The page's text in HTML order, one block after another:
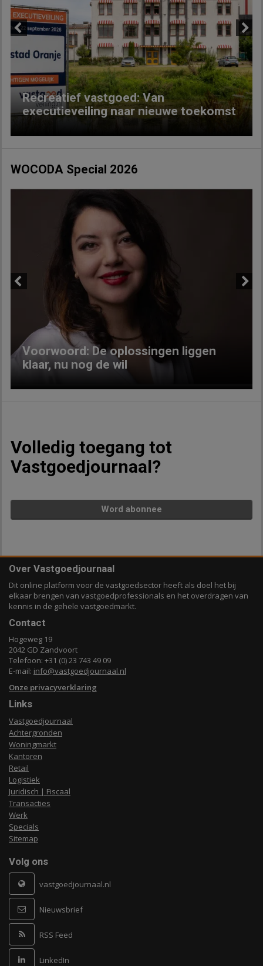
Recreatief vastgoed: Van
executieveiling naar nieuwe toekomst
Next
WOCODA Special 2026
Voorwoord: De oplossingen liggen
klaar, nu nog de wil
Volledig toegang tot
Vastgoedjournaal?
Word abonnee
Over Vastgoedjournaal
Dit online platform voor de vastgoedsector heeft als doel het bij
elkaar brengen van vastgoedprofessionals en het overdragen van
kennis in de gehele vastgoedmarkt.
Contact
Hogeweg 19
2042 GD Zandvoort
Telefoon: +31 (0) 23 743 49 09
E-mail: info@vastgoedjournaal.nl
Onze privacyverklaring
Links
Vastgoedjournaal
Achtergronden
Woningmarkt
Kantoren
Retail
Logistiek
Juridisch | Fiscaal
Transacties
Werk
Specials
Sitemap
Volg ons
vastgoedjournaal.nl
Nieuwsbrief
RSS Feed
LinkedIn